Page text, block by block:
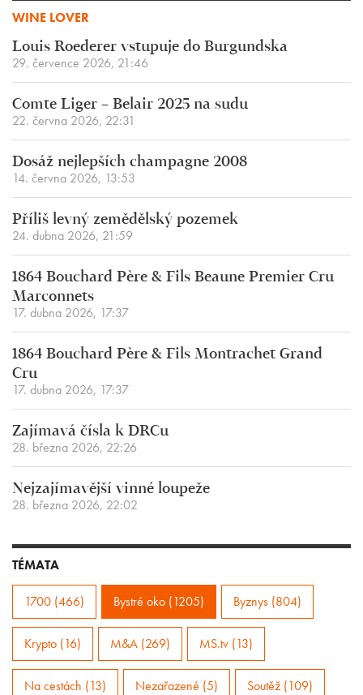
WINE LOVER
Louis Roederer vstupuje do Burgundska
29. července 2026, 21:46
Comte Liger – Belair 2025 na sudu
22. června 2026, 22:31
Dosáž nejlepších champagne 2008
14. června 2026, 13:53
Příliš levný zemědělský pozemek
24. dubna 2026, 21:59
1864 Bouchard Père & Fils Beaune Premier Cru
Marconnets
17. dubna 2026, 17:37
1864 Bouchard Père & Fils Montrachet Grand
Cru
17. dubna 2026, 17:37
Zajímavá čísla k DRCu
28. března 2026, 22:26
Nejzajímavější vinné loupeže
28. března 2026, 22:02
TÉMATA
1700 (466) Bystré oko (1205) Byznys (804)
Krypto (16) M&A (269) MS.tv (13)
Na cestách (13) Nezařazené (5) Soutěž (109)